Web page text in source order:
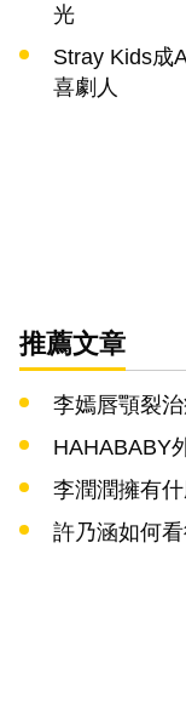
光
Stray Kids成
喜劇人
推薦文章
李嫣唇顎裂
HAHABABY
李潤潤擁有
許乃涵如何